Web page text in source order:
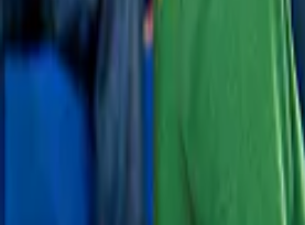
Tickets voor Marineland Mallorca
Marineland Mallorca
Slide 1 of 1, Boat inside Hams Caves with
stalactites and colorful lighting, Mallorca.